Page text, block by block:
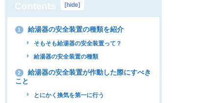
Contents hide
1 給湯器の安全装置の種類を紹介
そもそも給湯器の安全装置って？
給湯器の安全装置の種類
2
給湯器の安全装置が作動した際にすべき
こと
とにかく換気を第一に行う